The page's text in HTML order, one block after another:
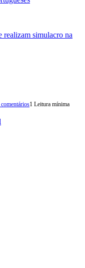
realizam simulacro na
1 Leitura mínima